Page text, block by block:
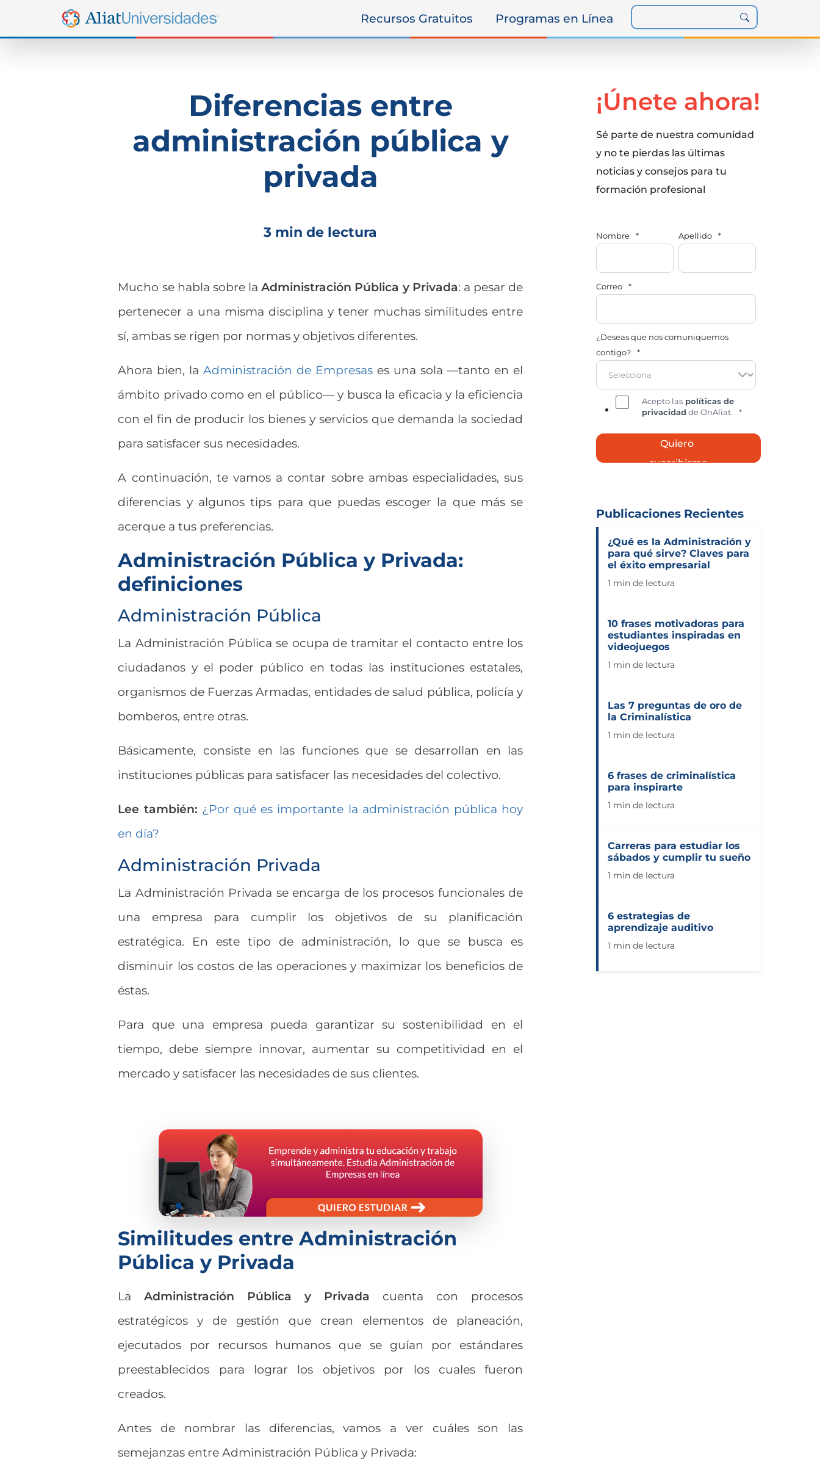
Recursos Gratuitos Programas en Línea
Diferencias entre
administración pública y
privada
3 min de lectura
Mucho se habla sobre laAdministración Pública y Privada: a pesar de
pertenecer a una misma disciplina y tener muchas similitudes entre
sí, ambas se rigen por normas y objetivos diferentes.
Ahora bien, laAdministración de Empresases una sola —tanto en el
ámbito privado como en el público— y busca la eficacia y la eficiencia
con el fin de producir los bienes y servicios que demanda la sociedad
para satisfacer sus necesidades.
A continuación, te vamos a contar sobre ambas especialidades, sus
diferencias y algunos tips para que puedas escoger la que más se
acerque a tus preferencias.
Administración Pública y Privada:
definiciones
Administración Pública
La Administración Pública se ocupa de tramitar el contacto entre los
ciudadanos y el poder público en todas las instituciones estatales,
organismos de Fuerzas Armadas, entidades de salud pública, policía y
bomberos, entre otras.
Básicamente, consiste en las funciones que se desarrollan en las
instituciones públicas para satisfacer las necesidades del colectivo.
Lee también: ¿Por qué es importante la administración pública hoy
en día?
Administración Privada
La Administración Privada se encarga de los procesos funcionales de
una empresa para cumplir los objetivos de su planificación
estratégica. En este tipo de administración, lo que se busca es
disminuir los costos de las operaciones y maximizar los beneficios de
éstas.
Para que una empresa pueda garantizar su sostenibilidad en el
tiempo, debe siempre innovar, aumentar su competitividad en el
mercado y satisfacer las necesidades de sus clientes.
Similitudes entre Administración
Pública y Privada
LaAdministración Pública y Privada cuenta con procesos
estratégicos y de gestión que crean elementos de planeación,
ejecutados por recursos humanos que se guían por estándares
preestablecidos para lograr los objetivos por los cuales fueron
creados.
Antes de nombrar las diferencias, vamos a ver cuáles son las
semejanzas entre Administración Pública y Privada:
¡Únete ahora!
Sé parte de nuestra comunidad
y no te pierdas las últimas
noticias y consejos para tu
formación profesional
Nombre * Apellido *
Correo *
¿Deseas que nos comuniquemos
contigo?
*
Acepto las políticas de
privacidad de OnAliat. *
Publicaciones Recientes
¿Qué es la Administración y
para qué sirve? Claves para
el éxito empresarial
1 min de lectura
10 frases motivadoras para
estudiantes inspiradas en
videojuegos
1 min de lectura
Las 7 preguntas de oro de
la Criminalística
1 min de lectura
6 frases de criminalística
para inspirarte
1 min de lectura
Carreras para estudiar los
sábados y cumplir tu sueño
1 min de lectura
6 estrategias de
aprendizaje auditivo
1 min de lectura